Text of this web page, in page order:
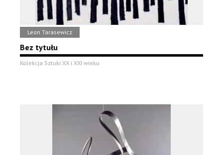
Leon Tarasewicz
Bez tytułu
Kolekcja Sztuki XX i XXI wieku